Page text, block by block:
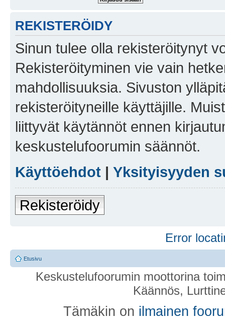
REKISTERÖIDY
Sinun tulee olla rekisteröitynyt
Rekisteröityminen vie vain
mahdollisuuksia. Sivuston
rekisteröityneille käyttäjille.
liittyvät käytännöt ennen
keskustelufoorumin säännöt.
Käyttöehdot | Yksityisyyden
Rekisteröidy
Error
Etusivu
Keskustelufoorumin moottorina
Käännös,
Tämäkin on ilmainen